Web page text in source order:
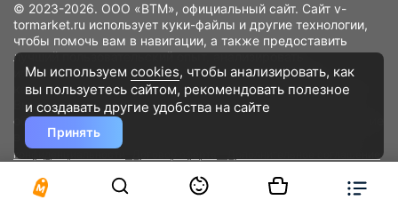
© 2023-2026. ООО «ВТМ», официальный сайт. Сайт v-
tormarket.ru использует куки-файлы и другие технологии,
чтобы помочь вам в навигации, а также предоставить
лучший пользовательский опыт, анализировать
использование наших продуктов и услуг, повысить
качество рекламных и маркетинговых активностей. Если
Вы не хотите, чтобы Ваши пользовательские данные
обрабатывались, пожалуйста, ограничьте их использование
в своём браузере.
конфиденциальности
Разработано DST Global
Мы используем cookies, чтобы анализировать, как
вы пользуетесь сайтом, рекомендовать полезное
и создавать другие удобства на сайте
Принять